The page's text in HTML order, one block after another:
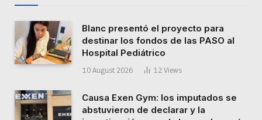
Blanc presentó el proyecto para
destinar los fondos de las PASO al
Hospital Pediátrico
10 August 2026 12 Views
Causa Exen Gym: los imputados se
abstuvieron de declarar y la